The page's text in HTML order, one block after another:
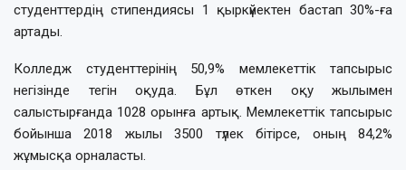
студенттердің стипендиясы 1 қыркүйектен бастап 30%-ға
артады.
Колледж студенттерінің 50,9% мемлекеттік тапсырыс
негізінде тегін оқуда. Бұл өткен оқу жылымен
салыстырғанда 1028 орынға артық. Мемлекеттік тапсырыс
бойынша 2018 жылы 3500 түлек бітірсе, оның 84,2%
жұмысқа орналасты.